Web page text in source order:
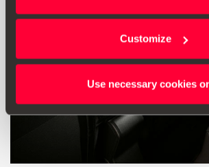
Customize
Use necessary cookies